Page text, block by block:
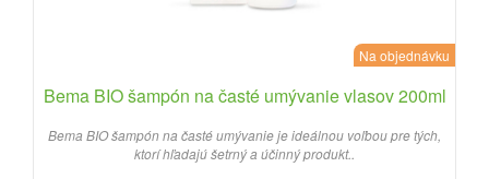
Na objednávku
Bema BIO šampón na časté umývanie vlasov 200ml
Bema BIO šampón na časté umývanie je ideálnou voľbou pre tých,
ktorí hľadajú šetrný a účinný produkt..